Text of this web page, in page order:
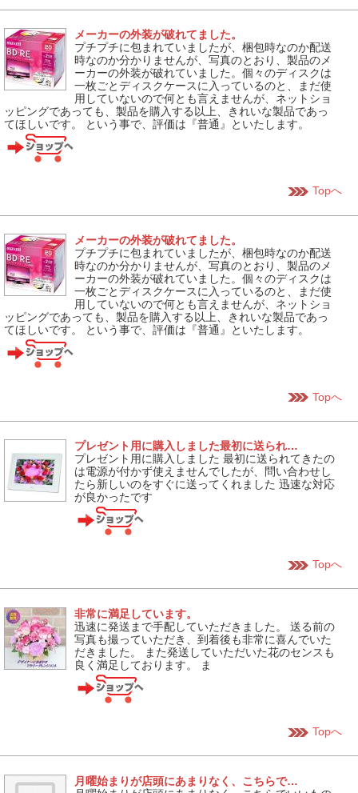
メーカーの外装が破れてました。
プチプチに包まれていましたが、梱包時なのか配送
時なのか分かりませんが、写真のとおり、製品のメ
ーカーの外装が破れていました。個々のディスクは
一枚ごとディスクケースに入っているのと、まだ使
用していないので何とも言えませんが、ネットショ
ッピングであっても、製品を購入する以上、きれいな製品であっ
てほしいです。 という事で、評価は『普通』といたします。
Topへ
メーカーの外装が破れてました。
プチプチに包まれていましたが、梱包時なのか配送
時なのか分かりませんが、写真のとおり、製品のメ
ーカーの外装が破れていました。個々のディスクは
一枚ごとディスクケースに入っているのと、まだ使
用していないので何とも言えませんが、ネットショ
ッピングであっても、製品を購入する以上、きれいな製品であっ
てほしいです。 という事で、評価は『普通』といたします。
Topへ
プレゼント用に購入しました最初に送られ…
プレゼント用に購入しました 最初に送られてきたの
は電源が付かず使えませんでしたが、問い合わせし
たら新しいのをすぐに送ってくれました 迅速な対応
が良かったです
Topへ
非常に満足しています。
迅速に発送まで手配していただきました。 送る前の
写真も撮っていただき、到着後も非常に喜んでいた
だきました。 また発送していただいた花のセンスも
良く満足しております。 ま
Topへ
月曜始まりが店頭にあまりなく、こちらで…